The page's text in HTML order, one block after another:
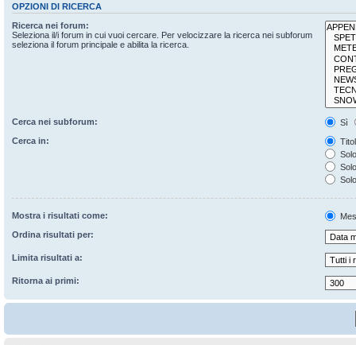
OPZIONI DI RICERCA
Ricerca nei forum:
Seleziona il/i forum in cui vuoi cercare. Per velocizzare la ricerca nei subforum
seleziona il forum principale e abilita la ricerca.
Cerca nei subforum:
Sì
Cerca in:
Mostra i risultati come:
Ordina risultati per:
Limita risultati a:
Ritorna ai primi: